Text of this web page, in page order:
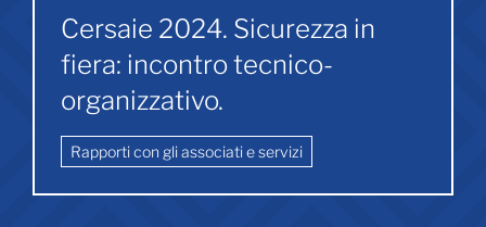
Cersaie 2024. Sicurezza in
fiera: incontro tecnico-
organizzativo.
Rapporti con gli associati e servizi